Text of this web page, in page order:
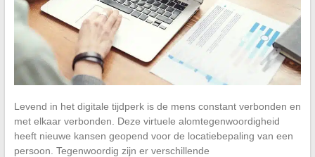
Levend in het digitale tijdperk is de mens constant verbonden en
met elkaar verbonden. Deze virtuele alomtegenwoordigheid
heeft nieuwe kansen geopend voor de locatiebepaling van een
persoon. Tegenwoordig zijn er verschillende